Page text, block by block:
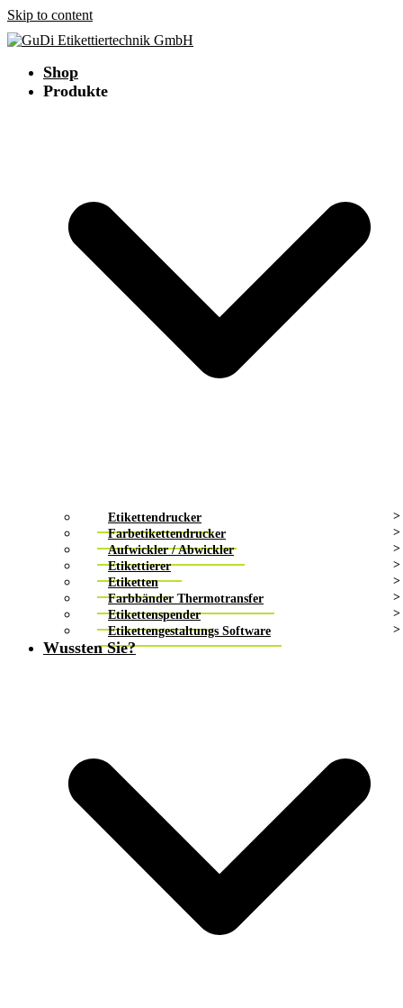
Skip to content
Shop
Produkte
Etikettendrucker
Farbetikettendrucker
Aufwickler / Abwickler
Etikettierer
Etiketten
Farbbänder Thermotransfer
Etikettenspender
Etikettengestaltungs Software
Wussten Sie?